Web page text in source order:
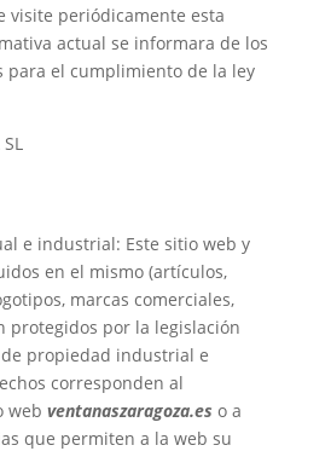
visite periódicamente esta
actual se informara de los
para el cumplimiento de la ley
SL
e industrial: Este sitio web y
en el mismo (artículos,
marcas comerciales,
protegidos por la legislación
propiedad industrial e
corresponden al
web ventanaszaragoza.es o a
que permiten a la web su